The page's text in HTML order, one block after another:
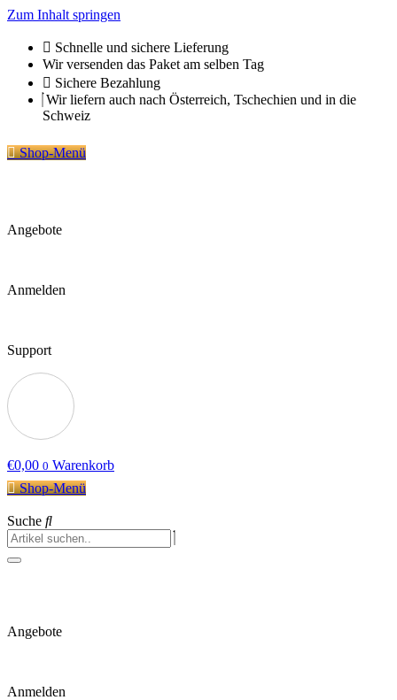
Zum Inhalt springen
Schnelle und sichere Lieferung
Wir versenden das Paket am selben Tag
Sichere Bezahlung
Wir liefern auch nach Österreich, Tschechien und in die
Schweiz
Shop-Menü
Angebote
Anmelden
Support
€0,00 0 Warenkorb
Shop-Menü
Suche
Angebote
Anmelden